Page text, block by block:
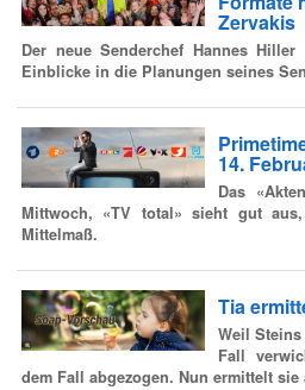
Zervakis
Der neue Senderchef Hannes
Einblicke in die Planungen seines
14.
Das
Mittwoch, «TV total» sieht gut
Mittelmaß.
Tia
Weil
Fall
dem Fall abgezogen. Nun ermittelt sie